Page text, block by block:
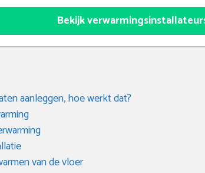
Bekijk
aanleggen, hoe werkt dat?
van de vloer